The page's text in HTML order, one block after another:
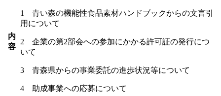
内
容
1 青い森の機能性食品素材ハンドブックからの文言引
用について
2 企業の第2部会への参加にかかる許可証の発行につ
いて
3 青森県からの事業委託の進歩状況等について
4 助成事業への応募について